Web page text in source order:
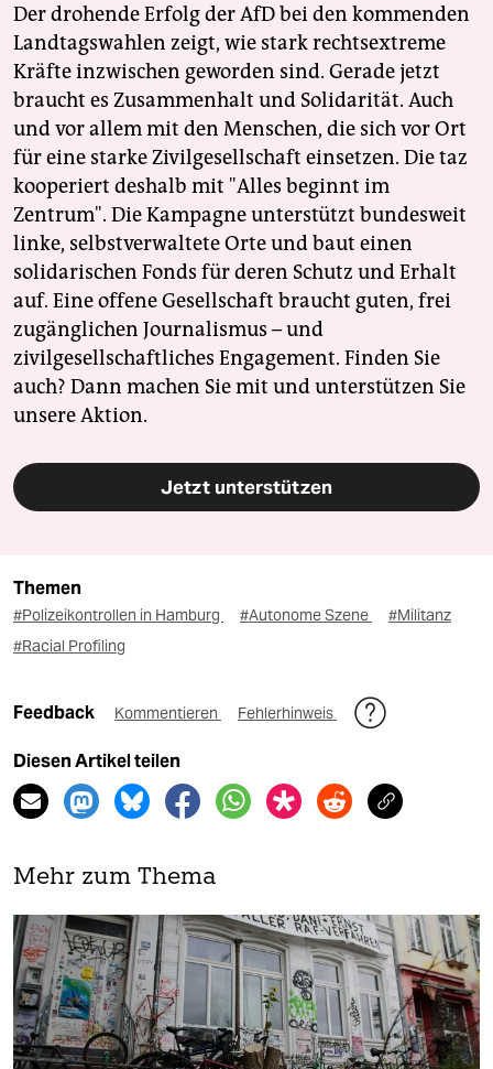
Der drohende Erfolg der AfD bei den kommenden
Landtagswahlen zeigt, wie stark rechtsextreme
Kräfte inzwischen geworden sind. Gerade jetzt
braucht es Zusammenhalt und Solidarität. Auch
und vor allem mit den Menschen, die sich vor Ort
für eine starke Zivilgesellschaft einsetzen. Die taz
kooperiert deshalb mit "Alles beginnt im
Zentrum". Die Kampagne unterstützt bundesweit
linke, selbstverwaltete Orte und baut einen
solidarischen Fonds für deren Schutz und Erhalt
auf. Eine offene Gesellschaft braucht guten, frei
zugänglichen Journalismus – und
zivilgesellschaftliches Engagement. Finden Sie
auch? Dann machen Sie mit und unterstützen Sie
unsere Aktion.
Jetzt unterstützen
Themen
#Polizeikontrollen in Hamburg #Autonome Szene
#Militanz
#Racial Profiling
Feedback Kommentieren Fehlerhinweis
Diesen Artikel teilen
Mehr zum Thema